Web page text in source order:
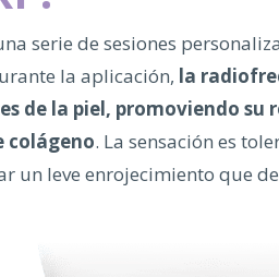
serie de sesiones
la aplicación, la
de la piel, promoviendo su
colágeno. La sensación es
un leve enrojecimiento que